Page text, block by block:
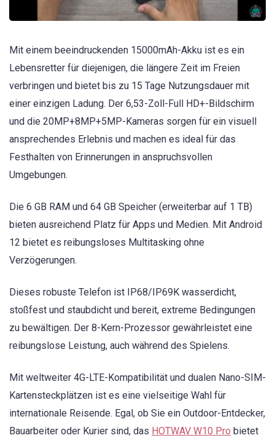
Mit einem beeindruckenden 15000mAh-Akku ist es ein
Lebensretter für diejenigen, die längere Zeit im Freien
verbringen und bietet bis zu 15 Tage Nutzungsdauer mit
einer einzigen Ladung. Der 6,53-Zoll-Full HD+-Bildschirm
und die 20MP+8MP+5MP-Kameras sorgen für ein visuell
ansprechendes Erlebnis und machen es ideal für das
Festhalten von Erinnerungen in anspruchsvollen
Umgebungen.
Die 6 GB RAM und 64 GB Speicher (erweiterbar auf 1 TB)
bieten ausreichend Platz für Apps und Medien. Mit Android
12 bietet es reibungsloses Multitasking ohne
Verzögerungen.
Dieses robuste Telefon ist IP68/IP69K wasserdicht,
stoßfest und staubdicht und bereit, extreme Bedingungen
zu bewältigen. Der 8-Kern-Prozessor gewährleistet eine
reibungslose Leistung, auch während des Spielens.
Mit weltweiter 4G-LTE-Kompatibilität und dualen Nano-SIM-
Kartensteckplätzen ist es eine vielseitige Wahl für
internationale Reisende. Egal, ob Sie ein Outdoor-Entdecker,
Bauarbeiter oder Kurier sind, das HOTWAV W10 Pro bietet